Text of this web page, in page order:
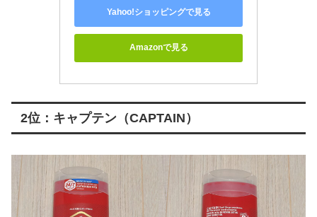
Yahoo!ショッピングで見る
Amazonで見る
2位：キャプテン（CAPTAIN）